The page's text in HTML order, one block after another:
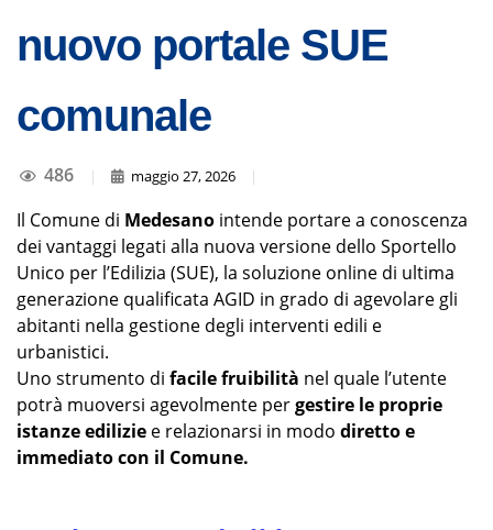
nuovo portale SUE
comunale
486 | maggio 27, 2026 |
Il Comune di Medesano intende portare a conoscenza
dei vantaggi legati alla nuova versione dello Sportello
Unico per l’Edilizia (SUE), la soluzione online di ultima
generazione qualificata AGID in grado di agevolare gli
abitanti nella gestione degli interventi edili e
urbanistici.
Uno strumento di facile fruibilità nel quale l’utente
potrà muoversi agevolmente pergestire le proprie
istanze edilizie e relazionarsi in modo diretto e
immediato con il Comune.